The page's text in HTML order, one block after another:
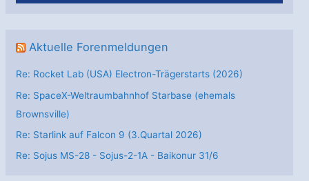
Aktuelle Forenmeldungen
Re: Rocket Lab (USA) Electron-Trägerstarts (2026)
Re: SpaceX-Weltraumbahnhof Starbase (ehemals
Brownsville)
Re: Starlink auf Falcon 9 (3.Quartal 2026)
Re: Sojus MS-28 - Sojus-2-1А - Baikonur 31/6